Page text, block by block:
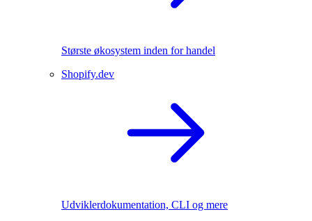
Største økosystem inden for handel
Shopify.dev
Udviklerdokumentation, CLI og mere